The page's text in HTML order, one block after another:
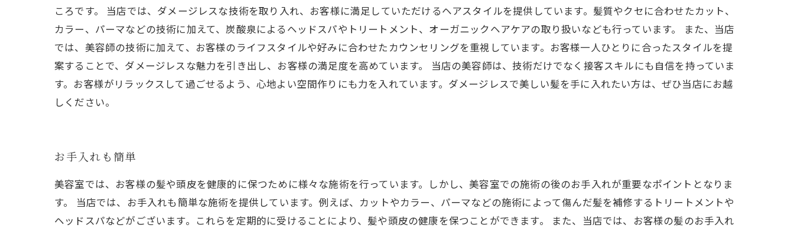
ころです。 当店では、ダメージレスな技術を取り入れ、お客様に満足していただけるヘアスタイルを提供しています。髪質やクセに合わせたカット、
カラー、パーマなどの技術に加えて、炭酸泉によるヘッドスパやトリートメント、オーガニックヘアケアの取り扱いなども行っています。 また、当店
では、美容師の技術に加えて、お客様のライフスタイルや好みに合わせたカウンセリングを重視しています。お客様一人ひとりに合ったスタイルを提
案することで、ダメージレスな魅力を引き出し、お客様の満足度を高めています。 当店の美容師は、技術だけでなく接客スキルにも自信を持っていま
す。お客様がリラックスして過ごせるよう、心地よい空間作りにも力を入れています。ダメージレスで美しい髪を手に入れたい方は、ぜひ当店にお越
しください。
お手入れも簡単
美容室では、お客様の髪や頭皮を健康的に保つために様々な施術を行っています。しかし、美容室での施術の後のお手入れが重要なポイントとなりま
す。 当店では、お手入れも簡単な施術を提供しています。例えば、カットやカラー、パーマなどの施術によって傷んだ髪を補修するトリートメントや
ヘッドスパなどがございます。これらを定期的に受けることにより、髪や頭皮の健康を保つことができます。 また、当店では、お客様の髪のお手入れ